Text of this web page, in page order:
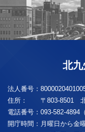
北九
法人番号：
住所：
〒803-8501
電話番号： 093-582-4894
開庁時間： 月曜日から金